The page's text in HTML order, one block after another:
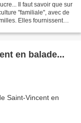
Il faut savoir que sur
"familiale", avec de
Elles fournissent
en balade...